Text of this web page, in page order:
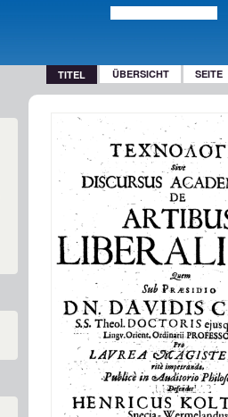
TITEL ÜBERSICHT SEITE